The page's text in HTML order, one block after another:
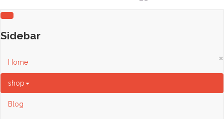
Sidebar
×
Home
shop
Blog